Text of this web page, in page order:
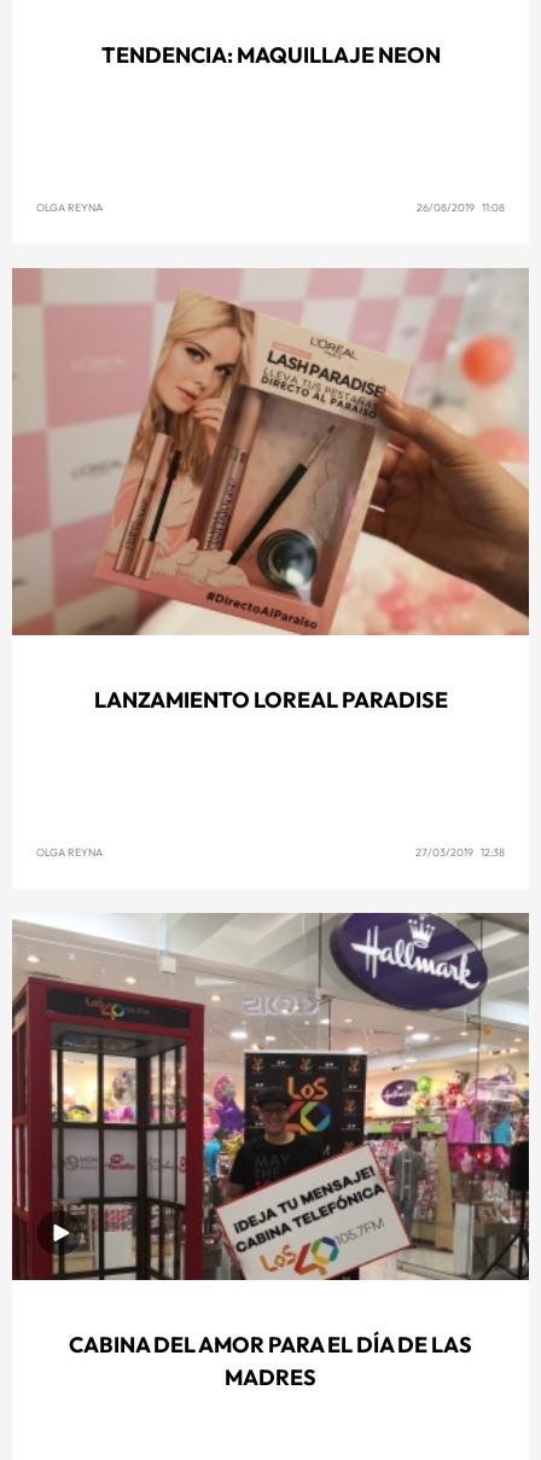
TENDENCIA: MAQUILLAJE NEON
OLGA REYNA 26/08/2019 11:08
LANZAMIENTO LOREAL PARADISE
OLGA REYNA 27/03/2019 12:38
CABINA DEL AMOR PARA EL DÍA DE LAS
MADRES